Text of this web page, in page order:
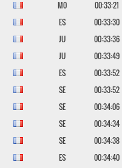
M0 00:33:21
ES 00:33:30
JU 00:33:36
JU 00:33:49
ES 00:33:52
SE 00:33:52
SE 00:34:06
SE
00:34:34
SE
00:34:38
ES 00:34:40